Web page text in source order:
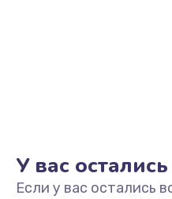
У вас
Если у вас остались